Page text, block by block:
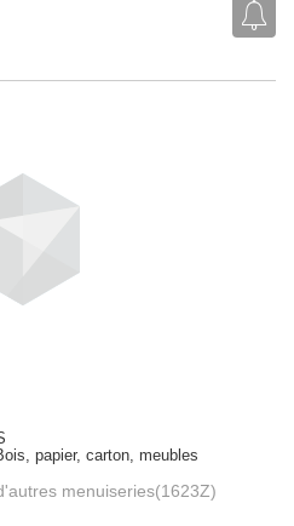
papier, carton, meubles
menuiseries(1623Z)